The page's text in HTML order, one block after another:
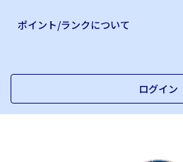
ポイント/ランクについて
ログイン